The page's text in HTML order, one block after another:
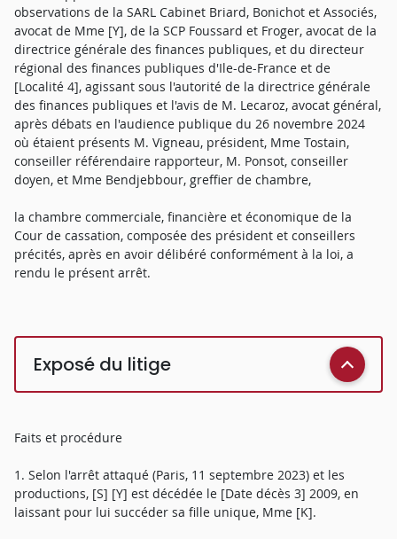
observations de la SARL Cabinet Briard, Bonichot et Associés,
avocat de Mme [Y], de la SCP Foussard et Froger, avocat de la
directrice générale des finances publiques, et du directeur
régional des finances publiques d'Ile-de-France et de
[Localité 4], agissant sous l'autorité de la directrice générale
des finances publiques et l'avis de M. Lecaroz, avocat général,
après débats en l'audience publique du 26 novembre 2024
où étaient présents M. Vigneau, président, Mme Tostain,
conseiller référendaire rapporteur, M. Ponsot, conseiller
doyen, et Mme Bendjebbour, greffier de chambre,
la chambre commerciale, financière et économique de la
Cour de cassation, composée des président et conseillers
précités, après en avoir délibéré conformément à la loi, a
rendu le présent arrêt.
Exposé du litige
Faits et procédure
1. Selon l'arrêt attaqué (Paris, 11 septembre 2023) et les
productions, [S] [Y] est décédée le [Date décès 3] 2009, en
laissant pour lui succéder sa fille unique, Mme [K].